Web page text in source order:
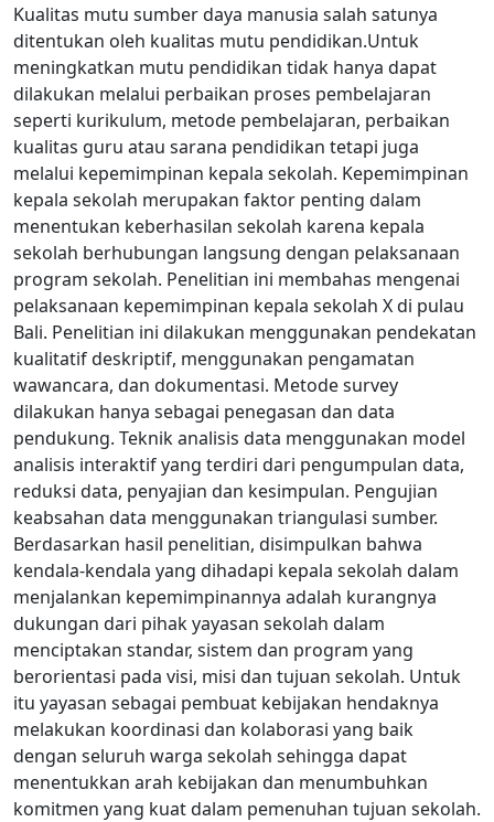
Kualitas mutu sumber daya manusia salah satunya
ditentukan oleh kualitas mutu pendidikan.Untuk
meningkatkan mutu pendidikan tidak hanya dapat
dilakukan melalui perbaikan proses pembelajaran
seperti kurikulum, metode pembelajaran, perbaikan
kualitas guru atau sarana pendidikan tetapi juga
melalui kepemimpinan kepala sekolah. Kepemimpinan
kepala sekolah merupakan faktor penting dalam
menentukan keberhasilan sekolah karena kepala
sekolah berhubungan langsung dengan pelaksanaan
program sekolah. Penelitian ini membahas mengenai
pelaksanaan kepemimpinan kepala sekolah X di pulau
Bali. Penelitian ini dilakukan menggunakan pendekatan
kualitatif deskriptif, menggunakan pengamatan
wawancara, dan dokumentasi. Metode survey
dilakukan hanya sebagai penegasan dan data
pendukung. Teknik analisis data menggunakan model
analisis interaktif yang terdiri dari pengumpulan data,
reduksi data, penyajian dan kesimpulan. Pengujian
keabsahan data menggunakan triangulasi sumber.
Berdasarkan hasil penelitian, disimpulkan bahwa
kendala-kendala yang dihadapi kepala sekolah dalam
menjalankan kepemimpinannya adalah kurangnya
dukungan dari pihak yayasan sekolah dalam
menciptakan standar, sistem dan program yang
berorientasi pada visi, misi dan tujuan sekolah. Untuk
itu yayasan sebagai pembuat kebijakan hendaknya
melakukan koordinasi dan kolaborasi yang baik
dengan seluruh warga sekolah sehingga dapat
menentukkan arah kebijakan dan menumbuhkan
komitmen yang kuat dalam pemenuhan tujuan sekolah.